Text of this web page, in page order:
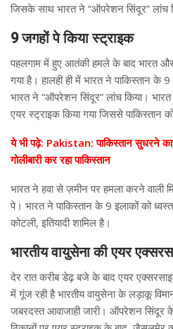
जिसके साथ भारत ने “ऑपरेशन सिंदूर” लांच
9 जगहों पे किया स्ट्राइक
पहलगाम में हुए आतंकी हमले के बाद भारत और
गया है। हालही ही में भारत ने पाकिस्तान के
भारत ने “ऑपरेशन सिंदूर” लांच किया। भारत
एयर स्ट्राइक किया गया जिससे पाकिस्तान
ये भी पढ़े: Pakistan: पाकिस्तान सुधरने का
गोलीबारी कर रहा पाकिस्तान
भारत ने हवा से ज़मीन पर हमला करने वाली
पे। भारत ने पाकिस्तान के 9 इलाकों को
कोटली, इतियादी शामिल है।
भारतीय वायुसेना की एयर
देर रात करीब डेढ़ बजे के बाद एयर
में गूंज रही है भारतीय वायुसेना के लड़ाकू
जबरदस्त आवाजाही जारी। ऑपरेशन सिंदूर